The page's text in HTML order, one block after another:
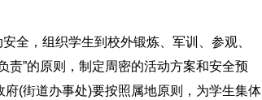
，组织学生到校外锻炼、军训、参观、
责”的原则，制定周密的活动方案和安全预
(街道办事处)要按照属地原则，为学生集体